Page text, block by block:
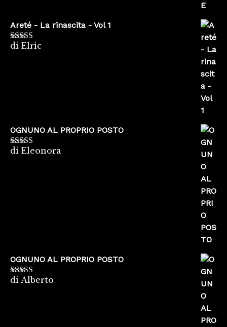
Areté - La rinascita - Vol 1
Valutato5
di Elric
OGNUNO AL PROPRIO POSTO
Valutato5su
di Eleonora
OGNUNO AL PROPRIO POSTO
Valutato5su
di Alberto